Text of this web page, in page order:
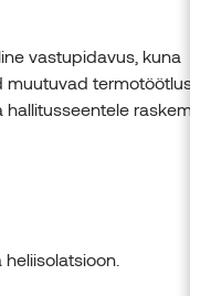
vastupidavus, kuna
termotöötluse
raskemini